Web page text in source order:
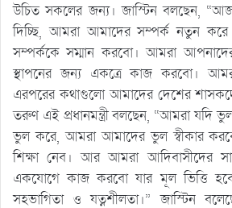
উচিত সকলের জন্য। জাস্টিন বলছেন,
দিচ্ছি, আমরা আমাদের সম্পর্ক নতুন
সম্পর্ককে সম্মান করবো। আমরা
স্থাপনের জন্য একত্রে কাজ করবো।
এরপরের কথাগুলো আমাদের দেশের
তরুণ এই প্রধানমন্ত্রী বলছেন, “আমরা যদি
ভুল করে, আমরা আমাদের ভুল স্বীকার
শিক্ষা নেব। আর আমরা আদিবাসীদের
একযোগে কাজ করবো যার মূল ভিত্তি হবে
সহভাগিতা ও যত্নশীলতা।” জাস্টিন